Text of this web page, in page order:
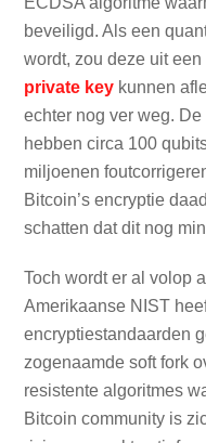
beveiligd. Als een
wordt, zou deze uit
private key kunnen
echter nog ver weg.
hebben circa 100
miljoenen
Bitcoin’s encryptie
schatten dat dit nog
Toch wordt er al volop
Amerikaanse NIST
encryptiestandaarden
zogenaamde soft fork
resistente algoritmes
Bitcoin community is